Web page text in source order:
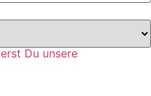
Du unsere